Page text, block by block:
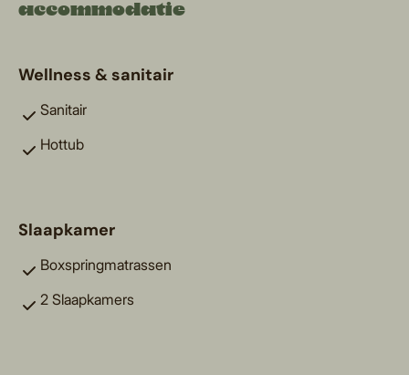
accommodatie
Wellness & sanitair
Sanitair
Hottub
Slaapkamer
Boxspringmatrassen
2 Slaapkamers